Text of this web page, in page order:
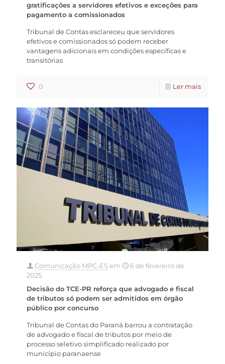
gratificações a servidores efetivos e exceções para
pagamento a comissionados
Tribunal de Contas esclareceu que servidores
efetivos e comissionados só podem receber
vantagens adicionais em condições específicas e
transitórias
0 Ler mais
Comunicação MPC-ESem
6 de fevereiro de
2025
Decisão do TCE-PR reforça que advogado e fiscal
de tributos só podem ser admitidos em órgão
público por concurso
Tribunal de Contas do Paraná barrou a contratação
de advogado e fiscal de tributos por meio de
processo seletivo simplificado realizado por
município paranaense